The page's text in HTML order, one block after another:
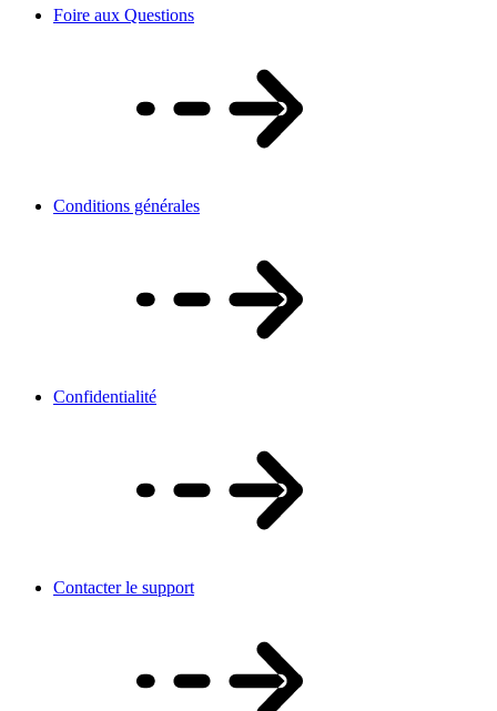
Foire aux Questions
Conditions générales
Confidentialité
Contacter le support